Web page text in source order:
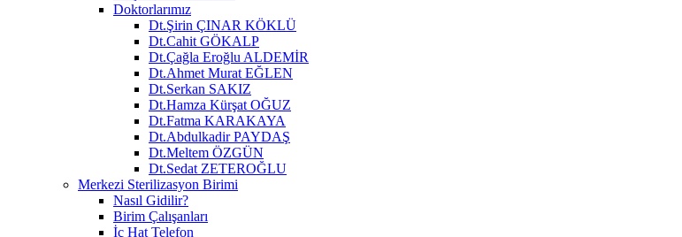
Doktorlarımız
Dt.Şirin ÇINAR KÖKLÜ
Dt.Cahit GÖKALP
Dt.Çağla Eroğlu ALDEMİR
Dt.Ahmet Murat EĞLEN
Dt.Serkan SAKIZ
Dt.Hamza Kürşat OĞUZ
Dt.Fatma KARAKAYA
Dt.Abdulkadir PAYDAŞ
Dt.Meltem ÖZGÜN
Dt.Sedat ZETEROĞLU
Merkezi Sterilizasyon Birimi
Nasıl Gidilir?
Birim Çalışanları
İç Hat Telefon